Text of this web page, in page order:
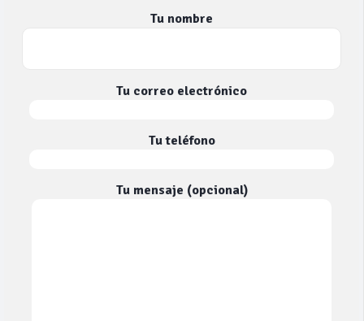
Tu nombre
Tu correo electrónico
Tu teléfono
Tu mensaje (opcional)